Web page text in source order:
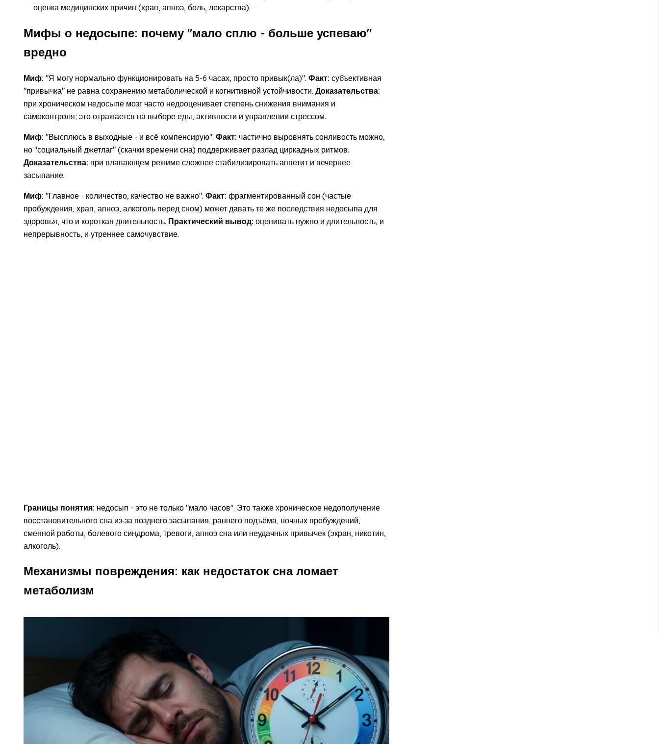
оценка медицинских причин (храп, апноэ, боль, лекарства).
Мифы о недосыпе: почему "мало сплю - больше успеваю"
вредно
Миф: "Я могу нормально функционировать на 5-6 часах, просто привык(ла)". Факт: субъективная
"привычка" не равна сохранению метаболической и когнитивной устойчивости. Доказательства:
при хроническом недосыпе мозг часто недооценивает степень снижения внимания и
самоконтроля; это отражается на выборе еды, активности и управлении стрессом.
Миф: "Высплюсь в выходные - и всё компенсирую". Факт: частично выровнять сонливость можно,
но "социальный джетлаг" (скачки времени сна) поддерживает разлад циркадных ритмов.
Доказательства: при плавающем режиме сложнее стабилизировать аппетит и вечернее
засыпание.
Миф: "Главное - количество, качество не важно". Факт: фрагментированный сон (частые
пробуждения, храп, апноэ, алкоголь перед сном) может давать те же последствия недосыпа для
здоровья, что и короткая длительность. Практический вывод: оценивать нужно и длительность, и
непрерывность, и утреннее самочувствие.
Границы понятия: недосып - это не только "мало часов". Это также хроническое недополучение
восстановительного сна из‑за позднего засыпания, раннего подъёма, ночных пробуждений,
сменной работы, болевого синдрома, тревоги, апноэ сна или неудачных привычек (экран, никотин,
алкоголь).
Механизмы повреждения: как недостаток сна ломает
метаболизм